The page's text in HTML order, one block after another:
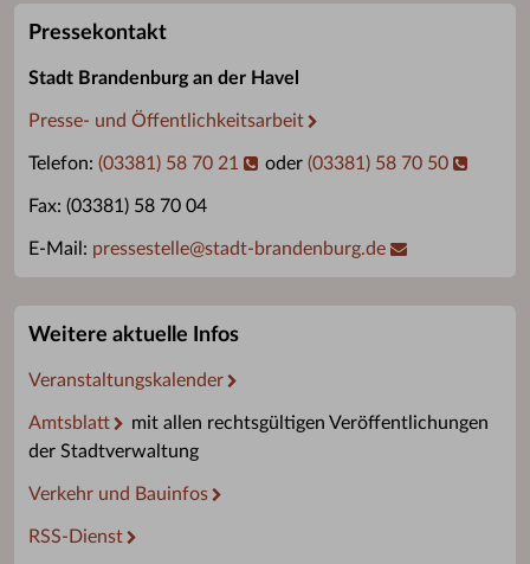
Pressekontakt
Stadt Brandenburg an der Havel
Presse- und Öffentlichkeitsarbeit
Telefon: (03381) 58 70 21 oder (03381) 58 70 50
Fax: (03381) 58 70 04
E-Mail: pressestelle@stadt-brandenburg.de
Weitere aktuelle Infos
Veranstaltungskalender
Amtsblatt
mit allen rechtsgültigen Veröffentlichungen
der Stadtverwaltung
Verkehr und Bauinfos
RSS-Dienst